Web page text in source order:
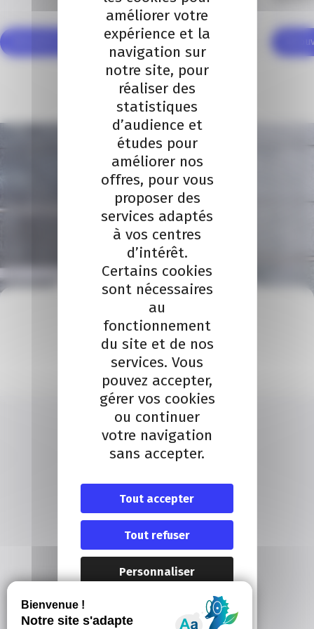
Découvrir cette solution
1/2
À VOTRE ÉCOUTE
Nous contacter
Contact
NOUS CONTACTER
20 Boulevard Carabacel
06000 Nice
T. 04 93 13 73 00
(de 8h30 à 18h00)
améliorer votre
expérience et la
navigation sur
notre site, pour
réaliser des
statistiques
d’audience et
études pour
améliorer nos
offres, pour vous
proposer des
services adaptés
à vos centres
d’intérêt.
Certains cookies
sont nécessaires
au
fonctionnement
du site et de nos
services. Vous
pouvez accepter,
gérer vos cookies
ou continuer
votre navigation
sans accepter.
Tout accepter
Tout refuser
Personnaliser
confidentialité